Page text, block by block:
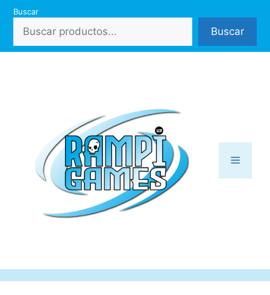
Saltar
contenido
Buscar
Buscar
Menú